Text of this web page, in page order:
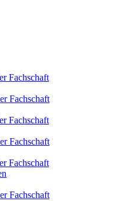
Fachschaft
Fachschaft
Fachschaft
Fachschaft
Fachschaft
Fachschaft